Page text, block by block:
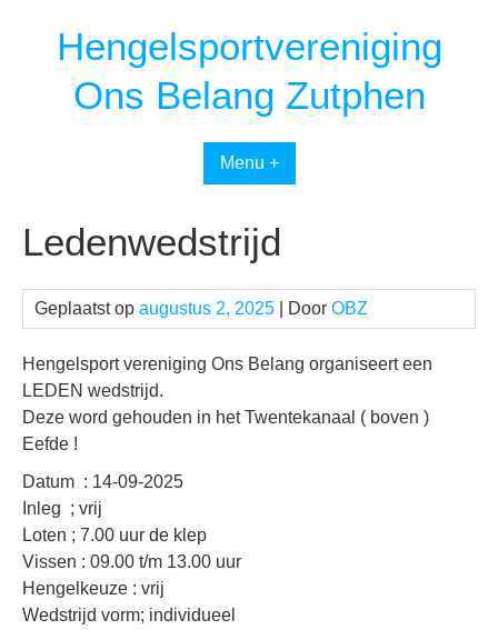
Hengelsportvereniging
Ons Belang Zutphen
Menu +
Ledenwedstrijd
Geplaatst op augustus 2, 2025 | Door OBZ
Hengelsport vereniging Ons Belang organiseert een
LEDEN wedstrijd.
Deze word gehouden in het Twentekanaal ( boven )
Eefde !
Datum : 14-09-2025
Inleg ; vrij
Loten ; 7.00 uur de klep
Vissen : 09.00 t/m 13.00 uur
Hengelkeuze : vrij
Wedstrijd vorm; individueel